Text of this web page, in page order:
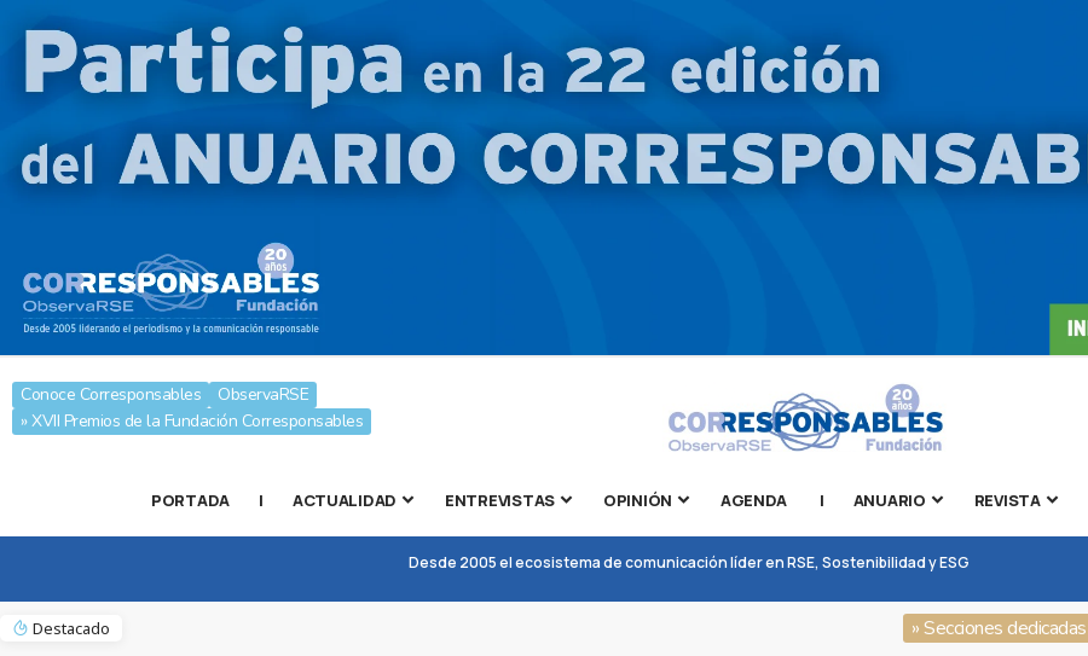
Conoce Corresponsables
ObservaRSE
» XVII Premios de la Fundación Corresponsables
PORTADA | ACTUALIDAD ENTREVISTAS OPINIÓN AGENDA | ANUARIO REVISTA
Desde 2005 el ecosistema de comunicación líder en RSE, Sostenibilidad y ESG
Destacado » Secciones